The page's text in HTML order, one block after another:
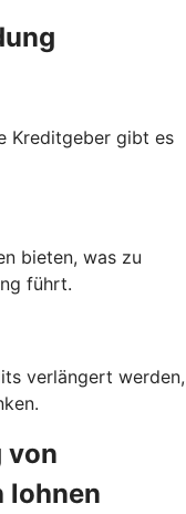
Kreditgeber gibt es
bieten, was zu
führt.
verlängert werden,
von
lohnen